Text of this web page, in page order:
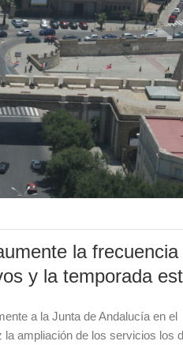
la frecuencia
y la temporada
a la Junta de Andalucía en el
la ampliación de los servicios los